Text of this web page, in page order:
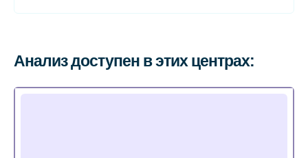
Анализ доступен в этих центрах: